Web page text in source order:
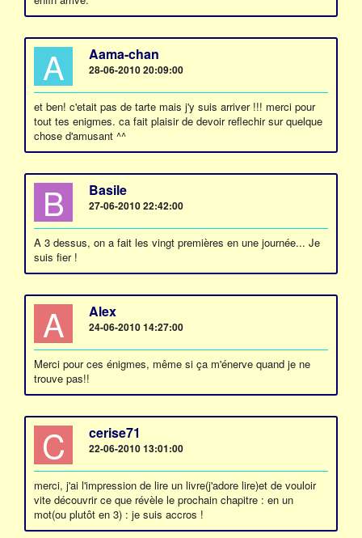
A Aama-chan
28-06-2010 20:09:00
et ben! c'etait pas de tarte mais j'y suis arriver !!! merci pour
tout tes enigmes. ca fait plaisir de devoir reflechir sur quelque
chose d'amusant ^^
B Basile
27-06-2010 22:42:00
A 3 dessus, on a fait les vingt premières en une journée... Je
suis fier !
A Alex
24-06-2010 14:27:00
Merci pour ces énigmes, même si ça m'énerve quand je ne
trouve pas!!
C cerise71
22-06-2010 13:01:00
merci, j'ai l'impression de lire un livre(j'adore lire)et de vouloir
vite découvrir ce que révèle le prochain chapitre : en un
mot(ou plutôt en 3) : je suis accros !